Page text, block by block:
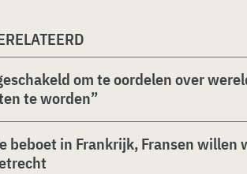
om te oordelen over
te worden”
beboet in Frankrijk, Fransen willen